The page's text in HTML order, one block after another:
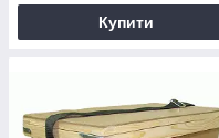
Купити